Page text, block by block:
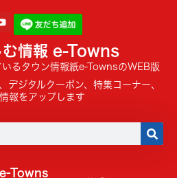
む情報 e-Towns
るタウン情報紙e-TownsのWEB版
デジタルクーポン、特集コーナー、
報をアップします
e-Towns